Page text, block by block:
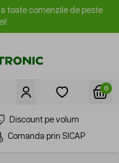
la toate comenzile de peste
0
Discount pe volum
Comanda prin SICAP